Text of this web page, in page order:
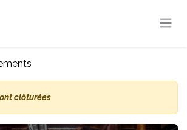
clôturées